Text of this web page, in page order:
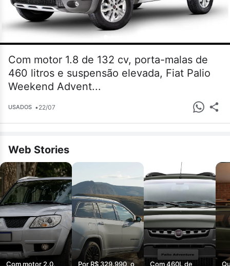
Com motor 1.8 de 132 cv, porta-malas de
460 litros e suspensão elevada, Fiat Palio
Weekend Advent...
USADOS •22/07
Web Stories
Com motor 2.0,
Por R$ 329.990, o
Com 460L de